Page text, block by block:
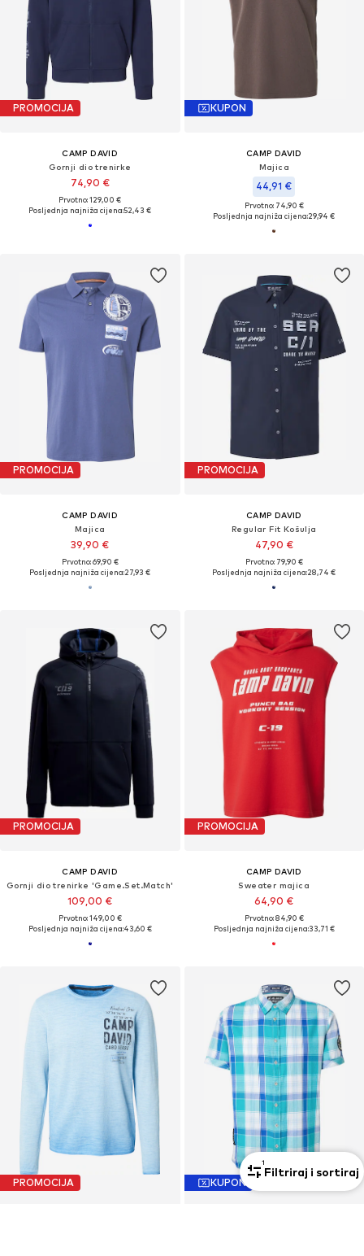
PROMOCIJA
CAMP DAVID
Gornji dio trenirke
74,90 €
Prvotno: 129,00 €
Posljednja najniža cijena:52,43 €
KUPON
CAMP DAVID
Majica
44,91 €
Prvotno: 74,90 €
Posljednja najniža cijena:29,94 €
PROMOCIJA
CAMP DAVID
Majica
39,90 €
Prvotno: 69,90 €
Posljednja najniža cijena:27,93 €
PROMOCIJA
CAMP DAVID
Regular Fit Košulja
47,90 €
Prvotno: 79,90 €
Posljednja najniža cijena:28,74 €
PROMOCIJA
CAMP DAVID
Gornji dio trenirke 'Game.Set.Match'
109,00 €
Prvotno: 149,00 €
Posljednja najniža cijena:43,60 €
PROMOCIJA
CAMP DAVID
Sweater majica
64,90 €
Prvotno: 84,90 €
Posljednja najniža cijena:33,71 €
PROMOCIJA KUPON
1
Filtriraj i sortiraj